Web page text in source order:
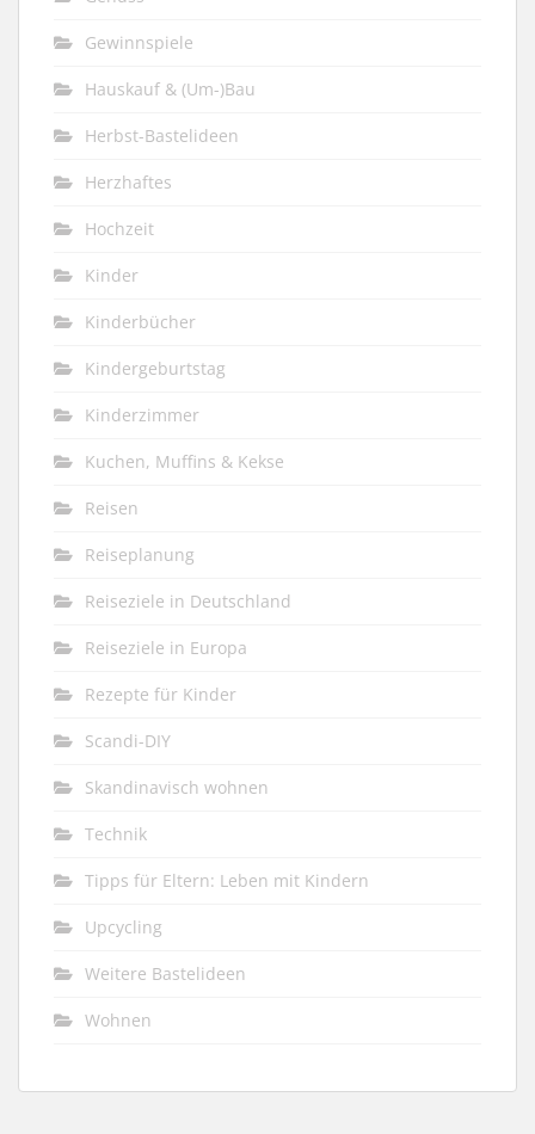
Gewinnspiele
Hauskauf & (Um-)Bau
Herbst-Bastelideen
Herzhaftes
Hochzeit
Kinder
Kinderbücher
Kindergeburtstag
Kinderzimmer
Kuchen, Muffins & Kekse
Reisen
Reiseplanung
Reiseziele in Deutschland
Reiseziele in Europa
Rezepte für Kinder
Scandi-DIY
Skandinavisch wohnen
Technik
Tipps für Eltern: Leben mit Kindern
Upcycling
Weitere Bastelideen
Wohnen